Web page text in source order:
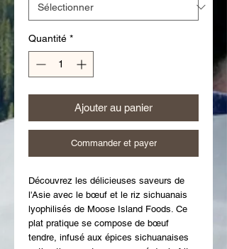
Quantité *
Ajouter au panier
Commander et payer
Découvrez les délicieuses saveurs de
l'Asie avec le bœuf et le riz sichuanais
lyophilisés de Moose Island Foods. Ce
plat pratique se compose de bœuf
tendre, infusé aux épices sichuanaises